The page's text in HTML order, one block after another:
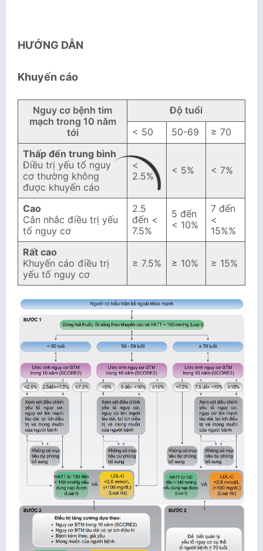
HƯỚNG DẪN
Khuyến cáo
Nguy cơ bệnh tim
mạch trong 10 năm
tới
Độ tuổi
< 50
50-69
≥ 70
Thấp đến trung bình
Điều trị yếu tố nguy
cơ thường không
được khuyến cáo
<
2.5%
< 5% < 7%
Cao
Cân nhắc điều trị yếu
tố nguy cơ
2.5
đến <
7.5%
5 đến
< 10%
7 đến
<
15%%
Rất cao
Khuyến cáo điều trị
yếu tố nguy cơ
≥ 7.5% ≥ 10% ≥ 15%